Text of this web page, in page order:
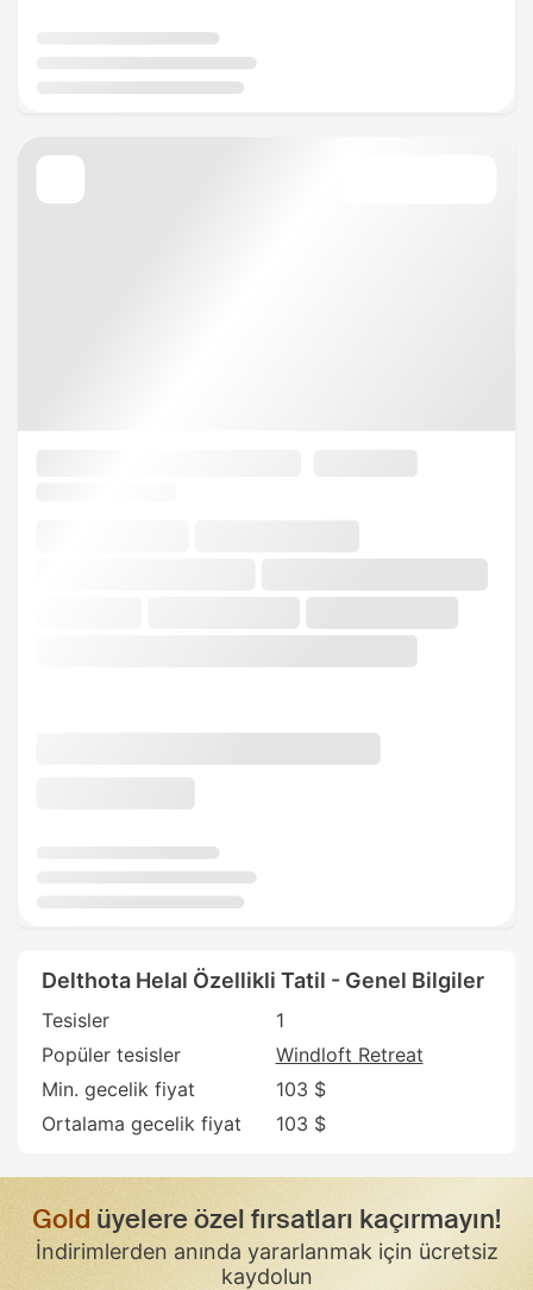
Delthota Helal Özellikli Tatil - Genel Bilgiler
Tesisler
1
Popüler tesisler
Windloft Retreat
Min. gecelik fiyat
103 $
Ortalama gecelik fiyat
103 $
Goldüyelere özel fırsatları kaçırmayın!
İndirimlerden anında yararlanmak için ücretsiz
kaydolun